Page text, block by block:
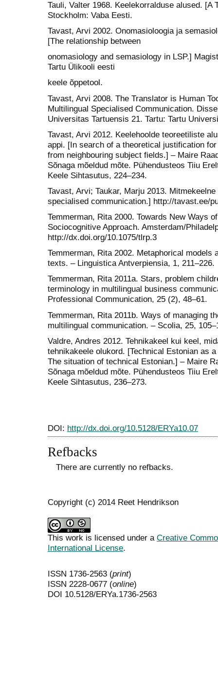
Tauli, Valter 1968. Keelekorralduse alused. [A
Stockholm: Vaba Eesti.
Tavast, Arvi 2002. Onomasioloogia ja
[The relationship between
onomasiology and semasiology in LSP.]
Tartu Ülikooli eesti
keele õppetool.
Tavast, Arvi 2008. The Translator is Human
Multilingual Specialised Communication.
Universitas Tartuensis 21. Tartu: Tartu
Tavast, Arvi 2012. Keelehoolde teoreetiliste
appi. [In search of a theoretical justification
from neighbouring subject fields.] – Maire
Sõnaga mõeldud mõte. Pühendusteos Tiiu
Keele Sihtasutus, 224–234.
Tavast, Arvi; Taukar, Marju 2013.
specialised communication.] http://tavast.ee/
Temmerman, Rita 2000. Towards New Ways
Sociocognitive Approach. Amsterdam/
http://dx.doi.org/10.1075/tlrp.3
Temmerman, Rita 2002. Metaphorical models
texts. – Linguistica Antverpiensia, 1, 211–226.
Temmerman, Rita 2011a. Stars, problem
terminology in multilingual business
Professional Communication, 25 (2), 48–61.
Temmerman, Rita 2011b. Ways of managing
multilingual communication. – Scolia, 25,
Valdre, Andres 2012. Tehnikakeel kui keel,
tehnikakeele olukord. [Technical Estonian as
The situation of technical Estonian.] – Maire
Sõnaga mõeldud mõte. Pühendusteos Tiiu
Keele Sihtasutus, 236–273.
DOI: http://dx.doi.org/10.5128/ERYa10.07
Refbacks
There are currently no refbacks.
Copyright (c) 2014 Reet Hendrikson
This work is licensed under a Creative
International License.
ISSN 1736-2563 (print)
ISSN 2228-0677 (online)
DOI 10.5128/ERYa.1736-2563